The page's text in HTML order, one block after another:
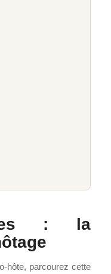
: la
hôte, parcourez cette